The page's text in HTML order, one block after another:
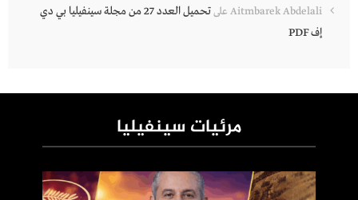
Aitmbarek Abdelali على
تحميل العدد 27 من مجلة سينفيليا بي دي
إف PDF
مرئيات سينفيليا